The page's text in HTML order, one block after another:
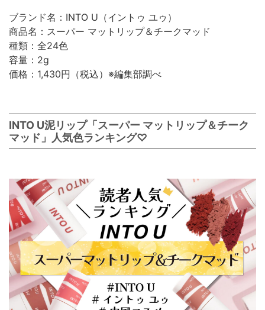
ブランド名：INTO U（イントゥ ユゥ）
商品名：スーパー マットリップ＆チークマッド
種類：全24色
容量：2g
価格：1,430円（税込）※編集部調べ
INTO U泥リップ「スーパー マットリップ＆チーク
マッド」人気色ランキング♡